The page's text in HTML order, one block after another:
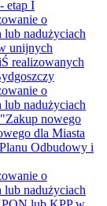
etap I
o
lub nadużyciach
unijnych
realizowanych
o
lub nadużyciach
nowego
dla Miasta
Odbudowy i
o
lub nadużyciach